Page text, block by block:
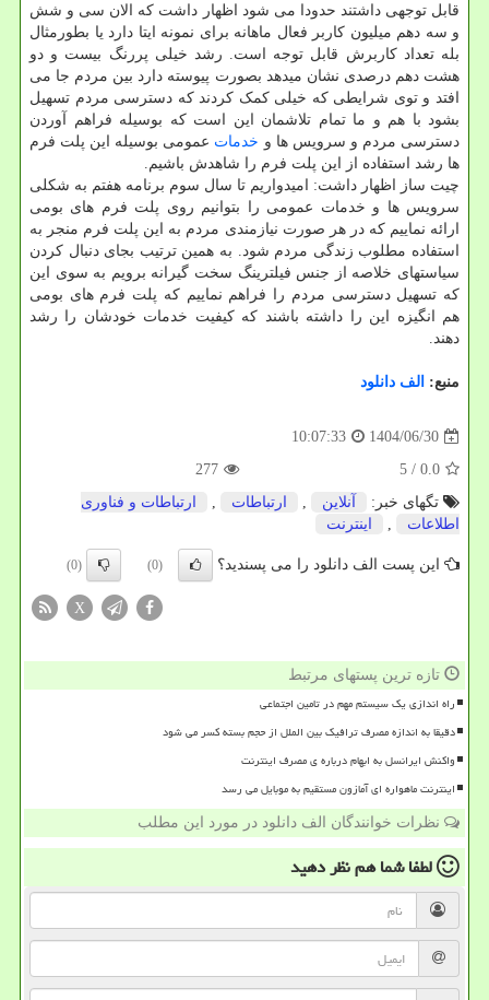
قابل توجهی داشتند حدودا می شود اظهار داشت که الان سی و شش
و سه دهم میلیون کاربر فعال ماهانه برای نمونه ایتا دارد یا بطورمثال
بله تعداد کاربرش قابل توجه است. رشد خیلی پررنگ بیست و دو
هشت دهم درصدی نشان میدهد بصورت پیوسته دارد بین مردم جا می
افتد و توی شرایطی که خیلی کمک کردند که دسترسی مردم تسهیل
بشود با هم و ما تمام تلاشمان این است که بوسیله فراهم آوردن
دسترسی مردم و سرویس ها و خدمات عمومی بوسیله این پلت فرم
ها رشد استفاده از این پلت فرم را شاهدش باشیم.
چیت ساز اظهار داشت: امیدواریم تا سال سوم برنامه هفتم به شکلی
سرویس ها و خدمات عمومی را بتوانیم روی پلت فرم های بومی
ارائه نماییم که در هر صورت نیازمندی مردم به این پلت فرم منجر به
استفاده مطلوب زندگی مردم شود. به همین ترتیب بجای دنبال کردن
سیاستهای خلاصه از جنس فیلترینگ سخت گیرانه برویم به سوی این
که تسهیل دسترسی مردم را فراهم نماییم که پلت فرم های بومی
هم انگیزه این را داشته باشند که کیفیت خدمات خودشان را رشد
دهند.
منبع: الف دانلود
1404/06/30
10:07:33
0.0
/ 5
277
تگهای خبر:
آنلاین , ارتباطات ,
ارتباطات و فناوری
اطلاعات
, اینترنت
این پست الف دانلود را می پسندید؟ (0)
(0)
X
تازه ترین پستهای مرتبط
راه اندازی یک سیستم مهم در تامین اجتماعی
دقیقا به اندازه مصرف ترافیک بین الملل از حجم بسته کسر می شود
واکنش ایرانسل به ابهام درباره ی مصرف اینترنت
اینترنت ماهواره ای آمازون مستقیم به موبایل می رسد
نظرات خوانندگان الف دانلود در مورد این مطلب
لطفا شما همنظر دهید